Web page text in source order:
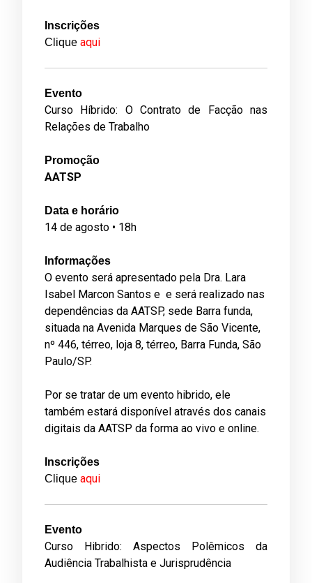
Inscrições
Clique aqui
Evento
Curso Híbrido: O Contrato de Facção nas
Relações de Trabalho
Promoção
AATSP
Data e horário
14 de agosto • 18h
Informações
O evento será apresentado pela Dra. Lara
Isabel Marcon Santos e e será realizado nas
dependências da AATSP, sede Barra funda,
situada na Avenida Marques de São Vicente,
nº 446, térreo, loja 8, térreo, Barra Funda, São
Paulo/SP.
Por se tratar de um evento hibrido, ele
também estará disponível através dos canais
digitais da AATSP da forma ao vivo e online.
Inscrições
Clique aqui
Evento
Curso Hibrido: Aspectos Polêmicos da
Audiência Trabalhista e Jurisprudência